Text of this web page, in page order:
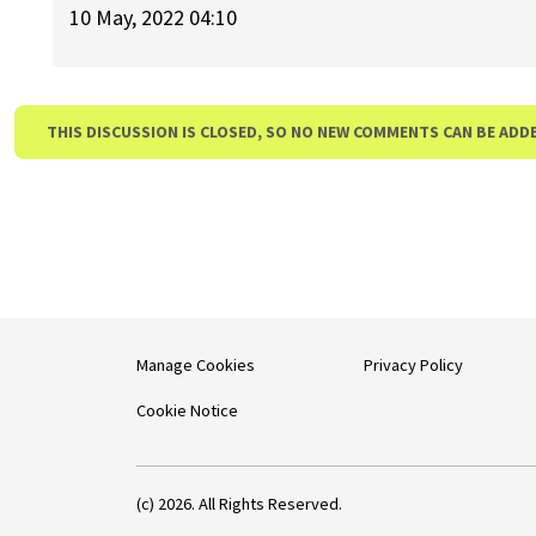
10 May, 2022 04:10
THIS DISCUSSION IS CLOSED, SO NO NEW COMMENTS CAN BE
Manage Cookies
Cookie Notice
Privacy Policy
(c) 2026. All Rights Reserved.